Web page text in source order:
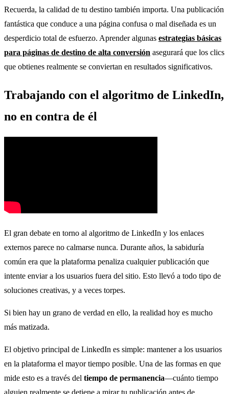
Recuerda, la calidad de tu destino también importa. Una publicación
fantástica que conduce a una página confusa o mal diseñada es un
desperdicio total de esfuerzo. Aprender algunas estrategias básicas
para páginas de destino de alta conversión asegurará que los clics
que obtienes realmente se conviertan en resultados significativos.
Trabajando con el algoritmo de LinkedIn,
no en contra de él
El gran debate en torno al algoritmo de LinkedIn y los enlaces
externos parece no calmarse nunca. Durante años, la sabiduría
común era que la plataforma penaliza cualquier publicación que
intente enviar a los usuarios fuera del sitio. Esto llevó a todo tipo de
soluciones creativas, y a veces torpes.
Si bien hay un grano de verdad en ello, la realidad hoy es mucho
más matizada.
El objetivo principal de LinkedIn es simple: mantener a los usuarios
en la plataforma el mayor tiempo posible. Una de las formas en que
mide esto es a través del tiempo de permanencia—cuánto tiempo